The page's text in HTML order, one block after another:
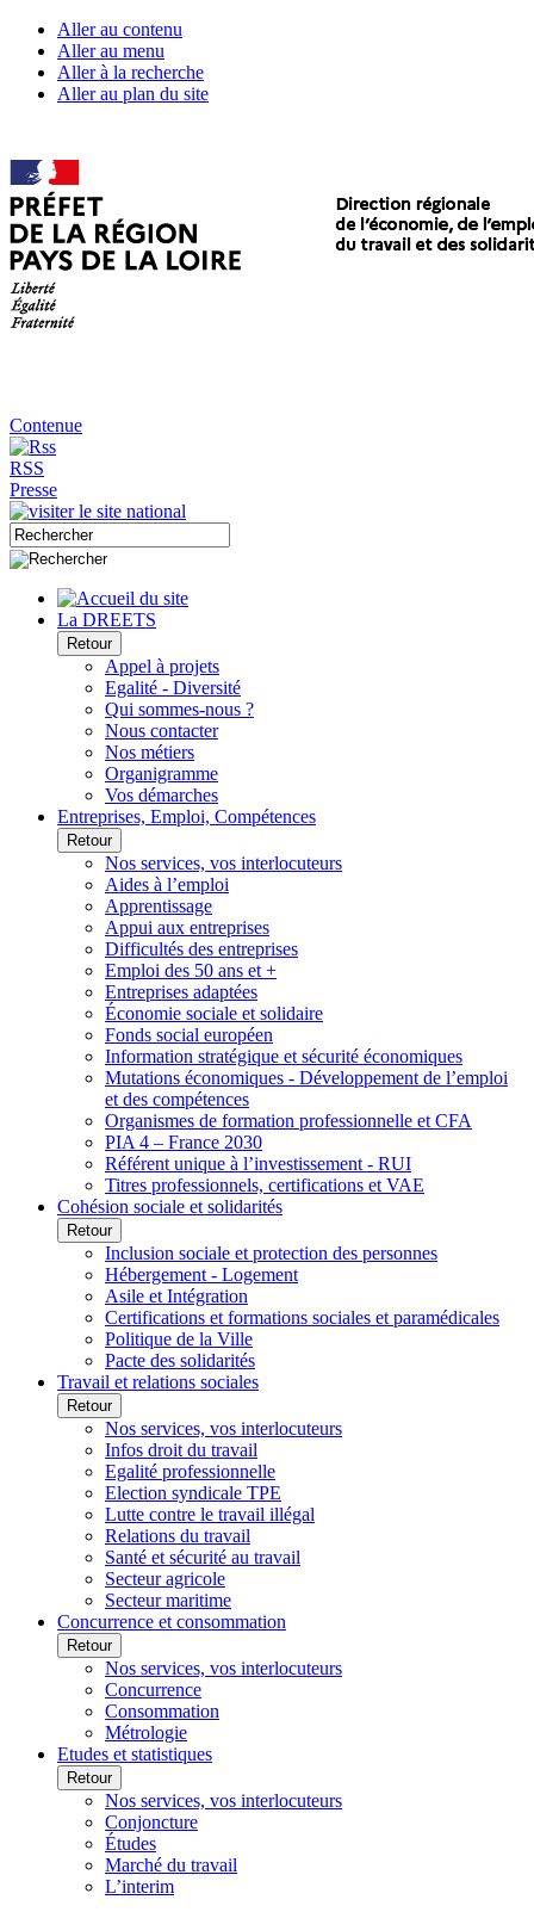
Aller au contenu
Aller au menu
Aller à la recherche
Aller au plan du site
Contenue
RSS
Presse
La DREETS
Retour
Appel à projets
Egalité - Diversité
Qui sommes-nous ?
Nous contacter
Nos métiers
Organigramme
Vos démarches
Entreprises, Emploi, Compétences
Retour
Nos services, vos interlocuteurs
Aides à l’emploi
Apprentissage
Appui aux entreprises
Difficultés des entreprises
Emploi des 50 ans et +
Entreprises adaptées
Économie sociale et solidaire
Fonds social européen
Information stratégique et sécurité économiques
Mutations économiques - Développement de l’emploi
et des compétences
Organismes de formation professionnelle et CFA
PIA 4 – France 2030
Référent unique à l’investissement - RUI
Titres professionnels, certifications et VAE
Cohésion sociale et solidarités
Retour
Inclusion sociale et protection des personnes
Hébergement - Logement
Asile et Intégration
Certifications et formations sociales et paramédicales
Politique de la Ville
Pacte des solidarités
Travail et relations sociales
Retour
Nos services, vos interlocuteurs
Infos droit du travail
Egalité professionnelle
Election syndicale TPE
Lutte contre le travail illégal
Relations du travail
Santé et sécurité au travail
Secteur agricole
Secteur maritime
Concurrence et consommation
Retour
Nos services, vos interlocuteurs
Concurrence
Consommation
Métrologie
Etudes et statistiques
Retour
Nos services, vos interlocuteurs
Conjoncture
Études
Marché du travail
L’interim